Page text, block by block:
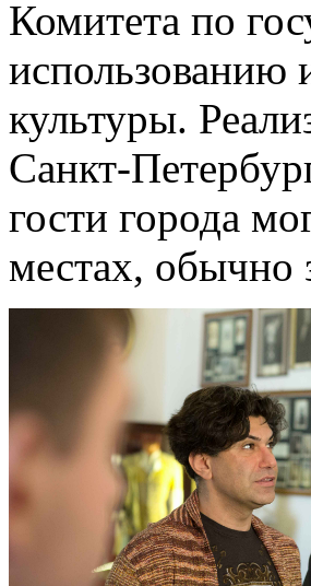
Комитета по
использованию
культуры.
Санкт-
гости города
местах, обычно